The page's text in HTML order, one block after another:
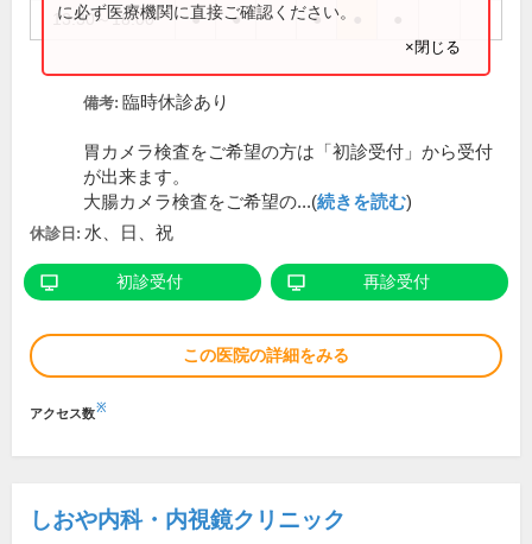
13:30～18:00 ● ● ●
に必ず医療機関に直接ご確認ください。
×閉じる
備考: 臨時休診あり
胃カメラ検査をご希望の方は「初診受付」から受付
が出来ます。
大腸カメラ検査をご希望の...(続きを読む)
休診日: 水、日、祝
初診受付 再診受付
この医院の詳細をみる
アクセス数※
しおや内科・内視鏡クリニック